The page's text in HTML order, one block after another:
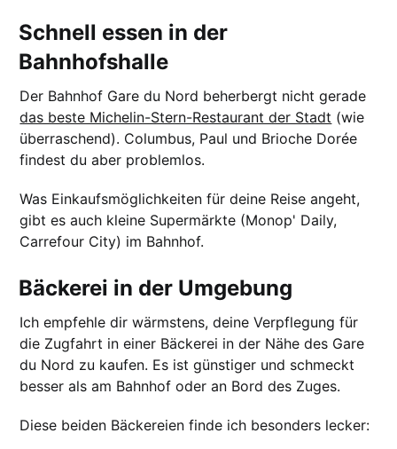
Schnell essen in der
Bahnhofshalle
Der Bahnhof Gare du Nord beherbergt nicht gerade
das beste Michelin-Stern-Restaurant der Stadt (wie
überraschend). Columbus, Paul und Brioche Dorée
findest du aber problemlos.
Was Einkaufsmöglichkeiten für deine Reise angeht,
gibt es auch kleine Supermärkte (Monop' Daily,
Carrefour City) im Bahnhof.
Bäckerei in der Umgebung
Ich empfehle dir wärmstens, deine Verpflegung für
die Zugfahrt in einer Bäckerei in der Nähe des Gare
du Nord zu kaufen. Es ist günstiger und schmeckt
besser als am Bahnhof oder an Bord des Zuges.
Diese beiden Bäckereien finde ich besonders lecker: